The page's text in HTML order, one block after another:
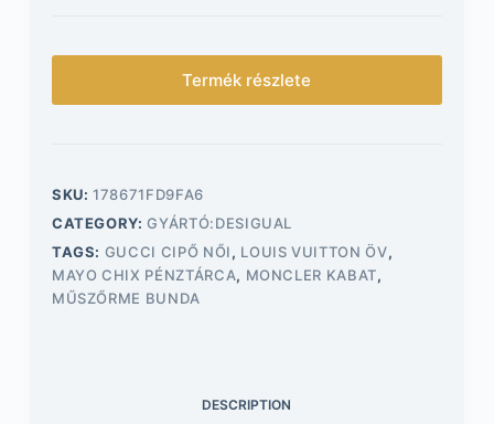
Termék részlete
SKU:178671FD9FA6
CATEGORY:GYÁRTÓ:DESIGUAL
TAGS: GUCCI CIPŐ NŐI, LOUIS VUITTON ÖV,
MAYO CHIX PÉNZTÁRCA, MONCLER KABAT,
MŰSZŐRME BUNDA
DESCRIPTION